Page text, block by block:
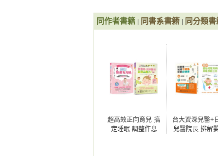
※地瓜葉汁
※蓮藕汁
※瓠瓜汁
※木瓜泥
※火龍米湖
第二階段：7～9個月寶寶怎麼吃？
．7～9個月寶寶發展特色
．7～9個月寶寶飲食建議
相關著作：《營養師&兒科醫師副
一口就為寶寶的健康打底！》《營
同作者書籍 同書系書籍 同分類書
超高效正向育兒 搞
定睡眠 調整作息
台大資深兒醫+
兒醫院長 排解